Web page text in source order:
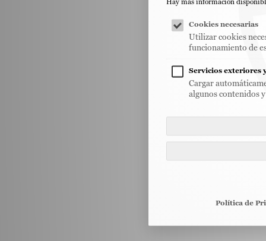
Cookies necesarias
Utilizar cookies
funcionamiento de
Servicios exteriores
Cargar
algunos contenidos
Política de